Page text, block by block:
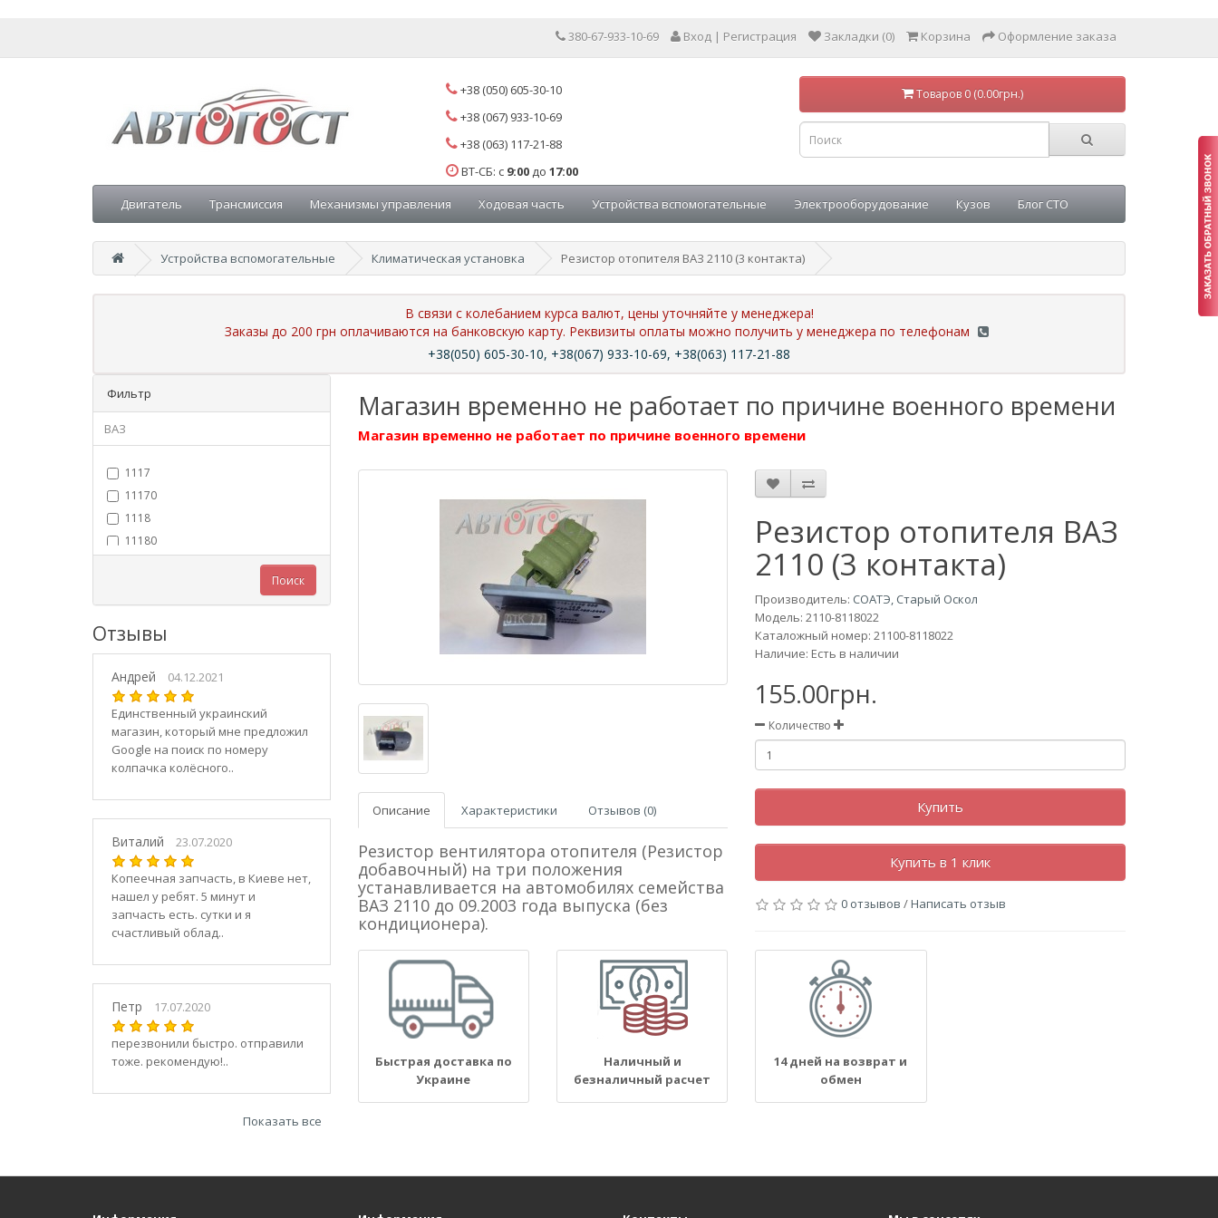
380-67-933-10-69 Вход | Регистрация Закладки (0) Корзина Оформление заказа
+38 (050) 605-30-10
+38 (067) 933-10-69
+38 (063) 117-21-88
ВТ-СБ: с 9:00 до 17:00
Товаров 0 (0.00грн.)
Двигатель Трансмиссия Механизмы управления Ходовая часть Устройства вспомогательные Электрооборудование Кузов Блог СТО
Устройства вспомогательные Климатическая установка Резистор отопителя ВАЗ 2110 (3 контакта)
В связи с колебанием курса валют, цены уточняйте у менеджера!
Заказы до 200 грн оплачиваются на банковскую карту. Реквизиты оплаты можно получить у менеджера по телефонам
+38(050) 605-30-10, +38(067) 933-10-69, +38(063) 117-21-88
Фильтр
ВАЗ
1117
11170
1118
11180
11186
1119
11190
11194
2101
21010
2102
21020
21040
21044
21047
2107
21070
21073
21083
Поиск
Отзывы
Андрей 04.12.2021
Единственный украинский
магазин, который мне предложил
Google на поиск по номеру
колпачка колёсного..
Виталий 23.07.2020
Копеечная запчасть, в Киеве нет,
нашел у ребят. 5 минут и
запчасть есть. сутки и я
счастливый облад..
Петр 17.07.2020
перезвонили быстро. отправили
тоже. рекомендую!..
Показать все
Магазин временно не работает по причине военного времени
Магазин временно не работает по причине военного времени
Описание Характеристики Отзывов (0)
Резистор вентилятора отопителя (Резистор
добавочный) на три положения
устанавливается на автомобилях семейства
ВАЗ 2110 до 09.2003 года выпуска (без
кондиционера).
Резистор отопителя ВАЗ
2110 (3 контакта)
Производитель: СОАТЭ, Старый Оскол
Модель:2110-8118022
Каталожный номер: 21100-8118022
Наличие: Есть в наличии
155.00грн.
Количество
Купить
Купить в 1 клик
0 отзывов /Написать отзыв
Быстрая доставка по
Украине
Наличный и
безналичный расчет
14 дней на возврат и
обмен